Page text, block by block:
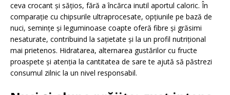
ceva crocant și sățios, fără a încărca inutil aportul caloric. În
comparație cu chipsurile ultraprocesate, opțiunile pe bază de
nuci, semințe și leguminoase coapte oferă fibre și grăsimi
nesaturate, contribuind la sațietate și la un profil nutrițional
mai prietenos. Hidratarea, alternarea gustărilor cu fructe
proaspete și atenția la cantitatea de sare te ajută să păstrezi
consumul zilnic la un nivel responsabil.